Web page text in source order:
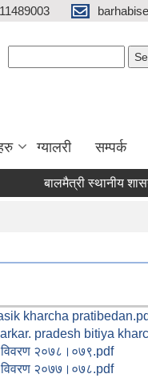
ग्यालरी सम्पर्क
बालमैत्री स्थानीय
kharcha
pradesh bitiya
२०७८।०७९.pdf
२०७७।०७८.pdf